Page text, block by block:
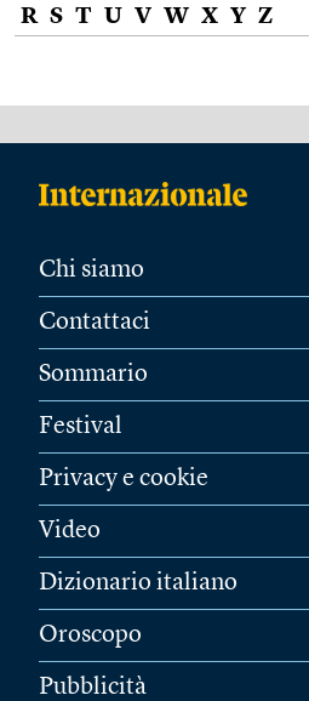
R S T U V W X Y Z
Chi siamo
Contattaci
Sommario
Festival
Privacy e cookie
Video
Dizionario italiano
Oroscopo
Pubblicità